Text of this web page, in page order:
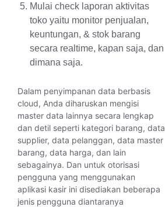
Mulai check laporan aktivitas
toko yaitu monitor penjualan,
keuntungan, & stok barang
secara realtime, kapan saja, dan
dimana saja.
Dalam penyimpanan data berbasis
cloud, Anda diharuskan mengisi
master data lainnya secara lengkap
dan detil seperti kategori barang, data
supplier, data pelanggan, data master
barang, data harga, dan lain
sebagainya. Dan untuk otorisasi
pengguna yang menggunakan
aplikasi kasir ini disediakan beberapa
jenis pengguna diantaranya